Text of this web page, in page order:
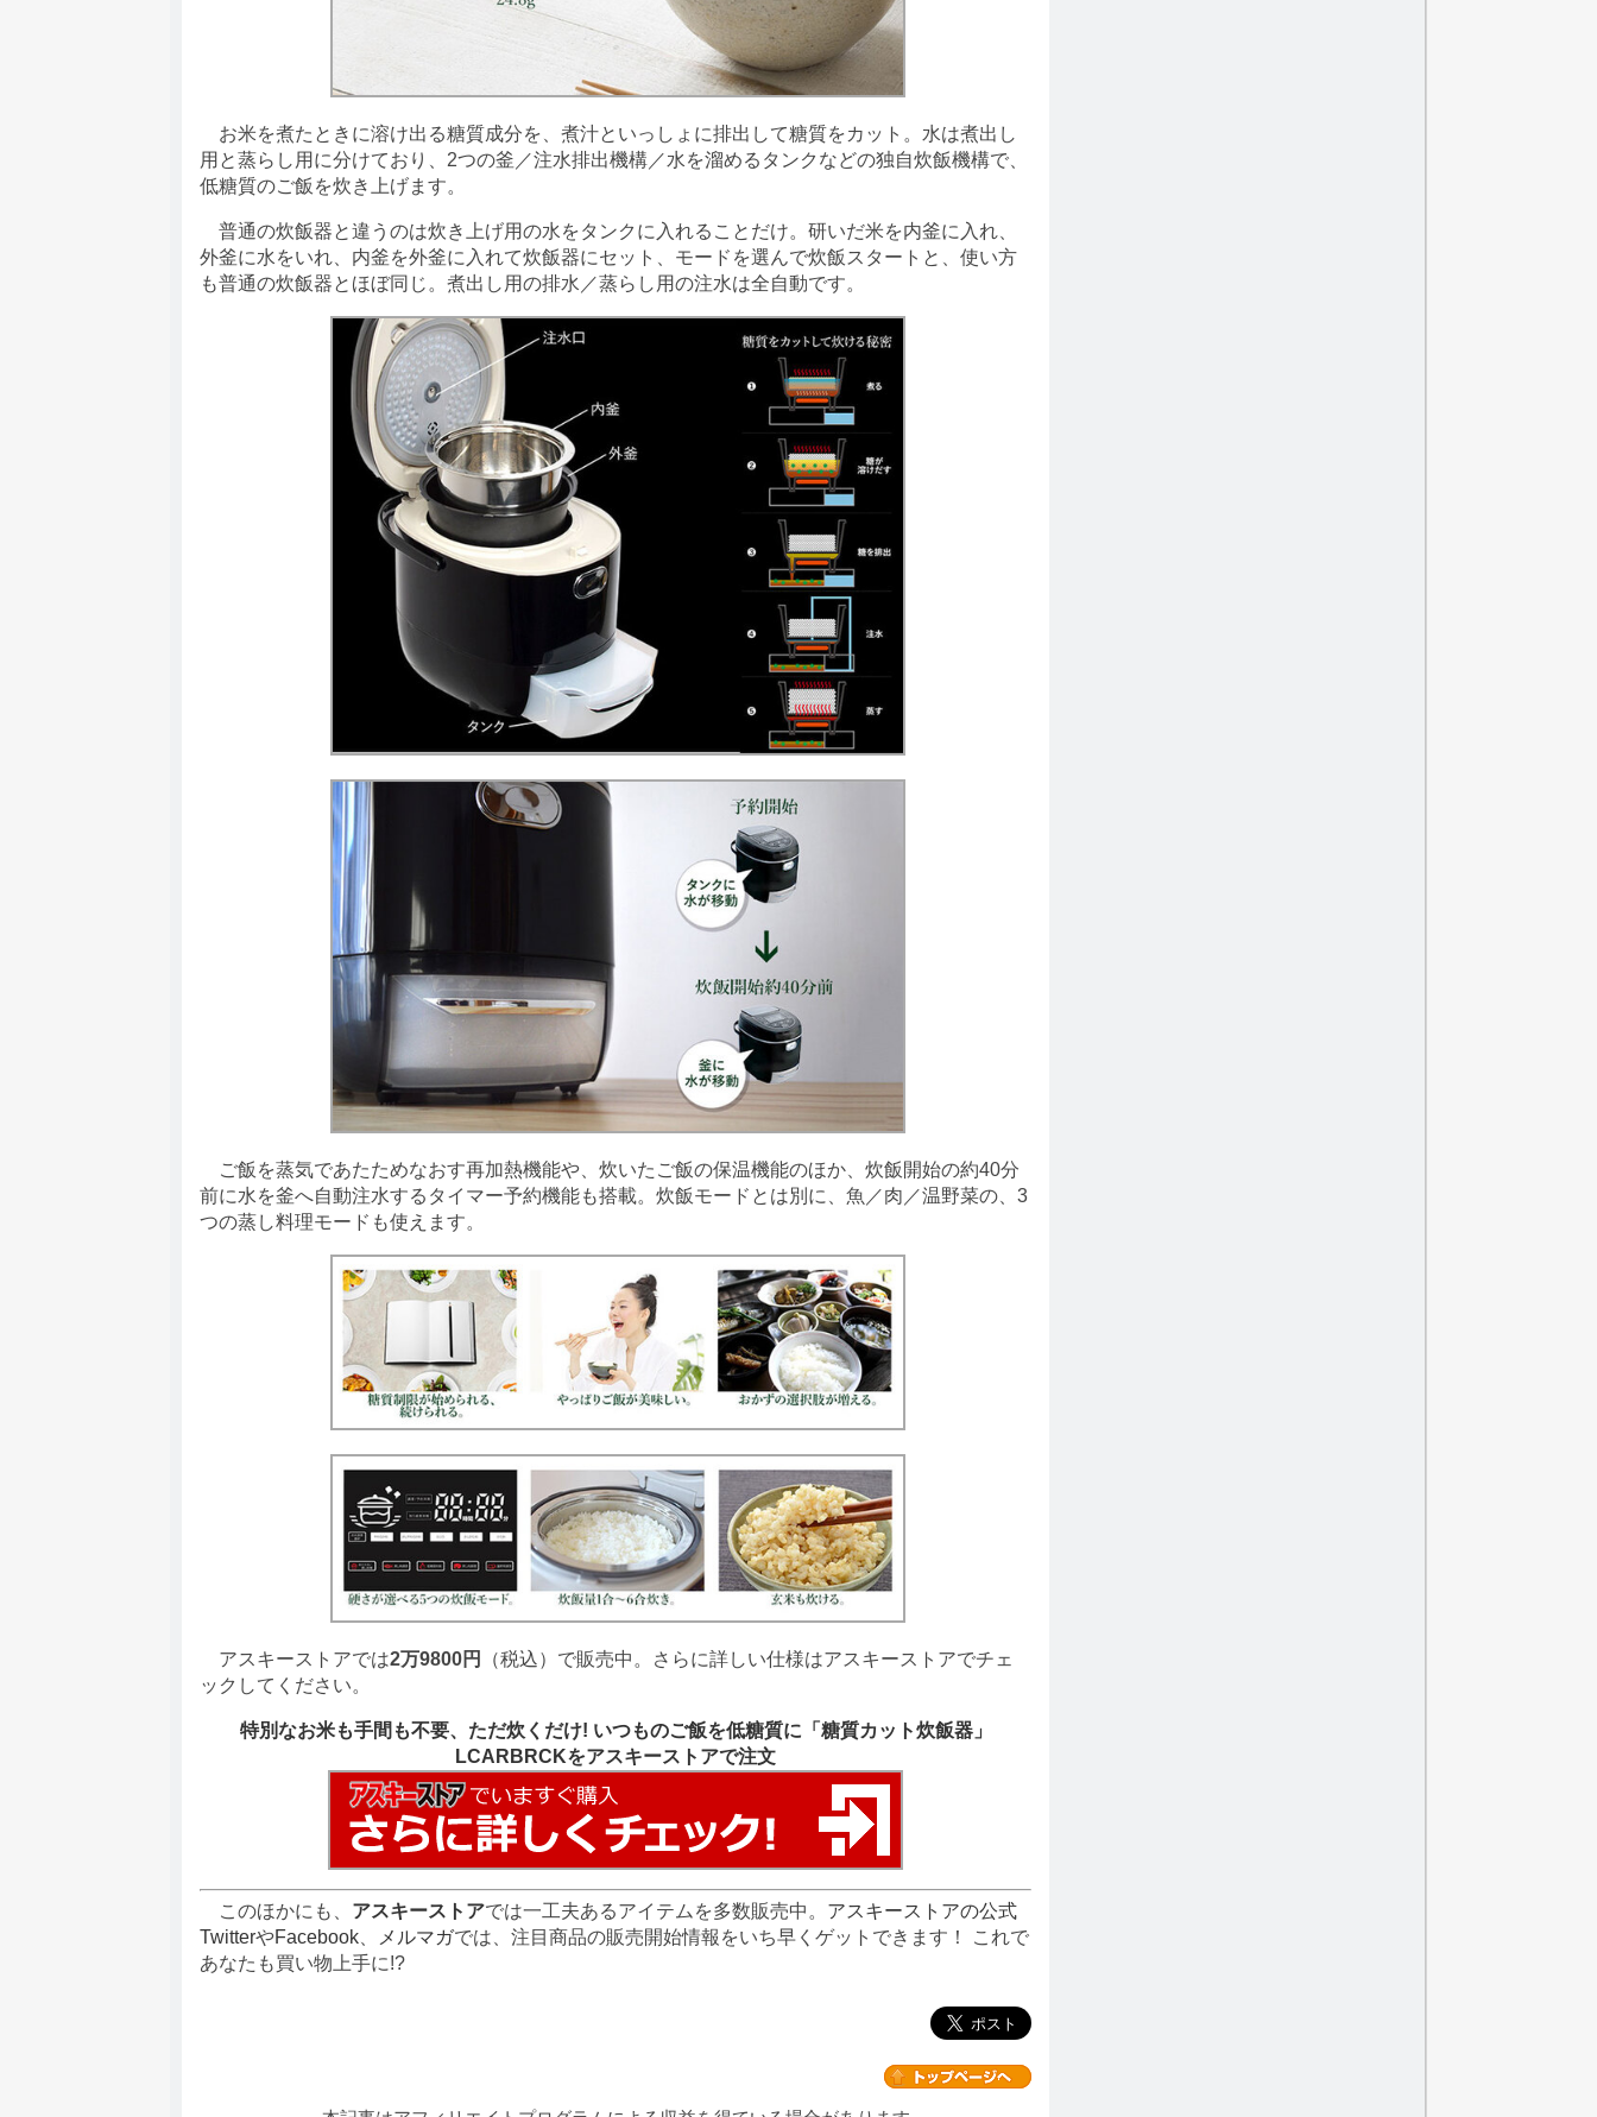
お米を煮たときに溶け出る糖質成分を、煮汁といっしょに排出して糖質をカット。水は煮出し
用と蒸らし用に分けており、2つの釜／注水排出機構／水を溜めるタンクなどの独自炊飯機構で、
低糖質のご飯を炊き上げます。
普通の炊飯器と違うのは炊き上げ用の水をタンクに入れることだけ。研いだ米を内釜に入れ、
外釜に水をいれ、内釜を外釜に入れて炊飯器にセット、モードを選んで炊飯スタートと、使い方
も普通の炊飯器とほぼ同じ。煮出し用の排水／蒸らし用の注水は全自動です。
ご飯を蒸気であたためなおす再加熱機能や、炊いたご飯の保温機能のほか、炊飯開始の約40分
前に水を釜へ自動注水するタイマー予約機能も搭載。炊飯モードとは別に、魚／肉／温野菜の、3
つの蒸し料理モードも使えます。
アスキーストアでは2万9800円
（税込）で販売中。さらに詳しい仕様はアスキーストアでチェ
ックしてください。
特別なお米も手間も不要、ただ炊くだけ! いつものご飯を低糖質に「糖質カット炊飯器」
LCARBRCKをアスキーストアで注文
このほかにも、 アスキーストアでは一工夫あるアイテムを多数販売中。 アスキーストアの公式
TwitterやFacebook、 メルマガでは、注目商品の販売開始情報をいち早くゲットできます！ これで
あなたも買い物上手に!?